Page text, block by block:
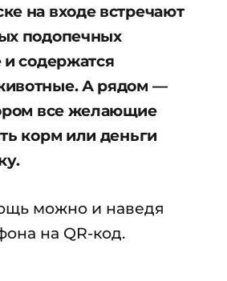
на входе встречают
подопечных
содержатся
А рядом —
все желающие
корм или деньги
можно и наведя
на QR-код.